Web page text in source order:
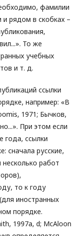
фамилии
и рядом в скобках –
То же
учебных
и т. д.
ссылки
например: «В
1971; Бычков,
При этом если
года, ссылки
сначала русские,
работ
то к году
иностранных
порядке.
1997a, d; McAloon